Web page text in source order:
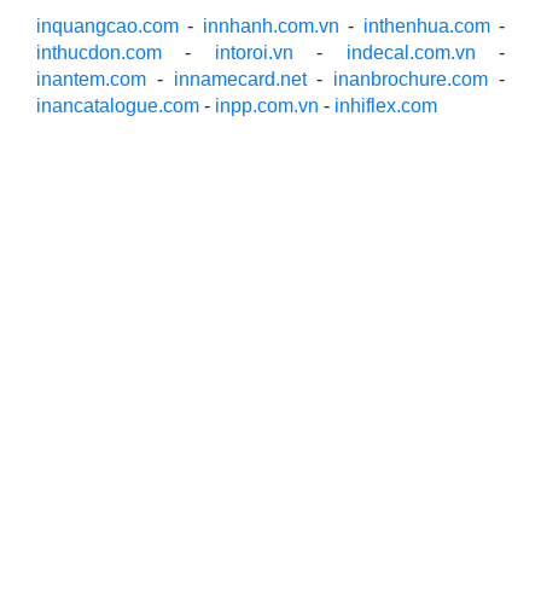
inquangcao.com - innhanh.com.vn - inthenhua.com-
inthucdon.com - intoroi.vn - indecal.com.vn -
inantem.com - innamecard.net- inanbrochure.com -
inancatalogue.com - inpp.com.vn - inhiflex.com